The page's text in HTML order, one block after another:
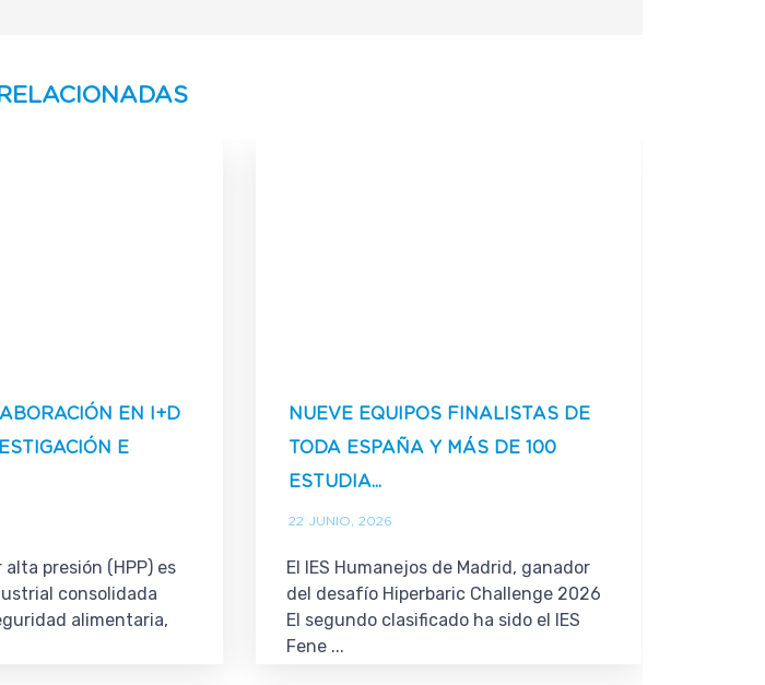
EN I+D
E
alta presión (HPP) es
consolidada
alimentaria,
NUEVE EQUIPOS FINALISTAS DE
TODA ESPAÑA Y MÁS DE 100
ESTUDIA...
22 JUNIO, 2026
El IES Humanejos de Madrid, ganador
del desafío Hiperbaric Challenge 2026
El segundo clasificado ha sido el IES
Fene ...